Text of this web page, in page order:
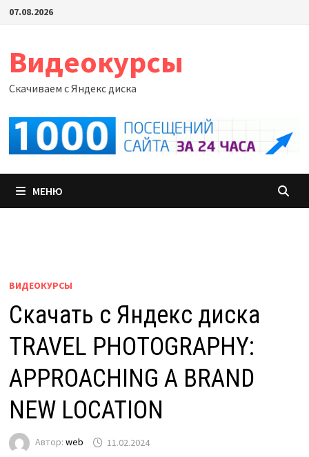
Перейти
07.08.2026
Видеокурсы
Скачиваем с Яндекс диска
МЕНЮ
ВИДЕОКУРСЫ
Скачать с Яндекс диска
TRAVEL PHOTOGRAPHY:
APPROACHING A BRAND
NEW LOCATION
Автор: web 11.02.2024